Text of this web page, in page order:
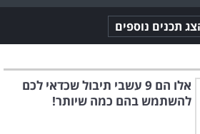
תכנים נוספים
אלו הם 9 עשבי תיבול שכדאי לכם
להשתמש בהם כמה שיותר!